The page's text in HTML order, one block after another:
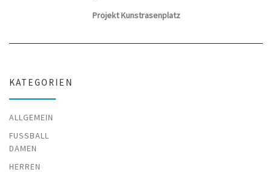
Projekt Kunstrasenplatz
KATEGORIEN
ALLGEMEIN
FUSSBALL
DAMEN
HERREN